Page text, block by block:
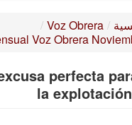
/
Voz Obrera
/
Voz Obrera
perfecta
la